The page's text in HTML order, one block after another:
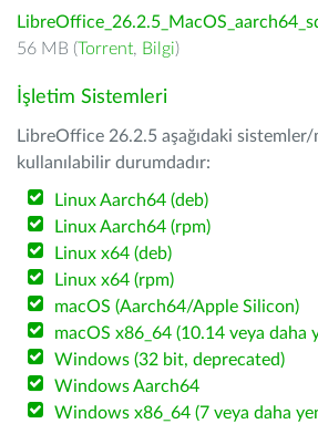
56 MB (Torrent, Bilgi)
İşletim Sistemleri
LibreOffice 26.2.5 aşağıdaki
kullanılabilir durumdadır:
Linux Aarch64 (deb)
Linux Aarch64 (rpm)
Linux x64 (deb)
Linux x64 (rpm)
macOS (Aarch64/Apple Silicon)
macOS x86_64 (10.14 veya daha
Windows (32 bit, deprecated)
Windows Aarch64
Windows x86_64 (7 veya daha